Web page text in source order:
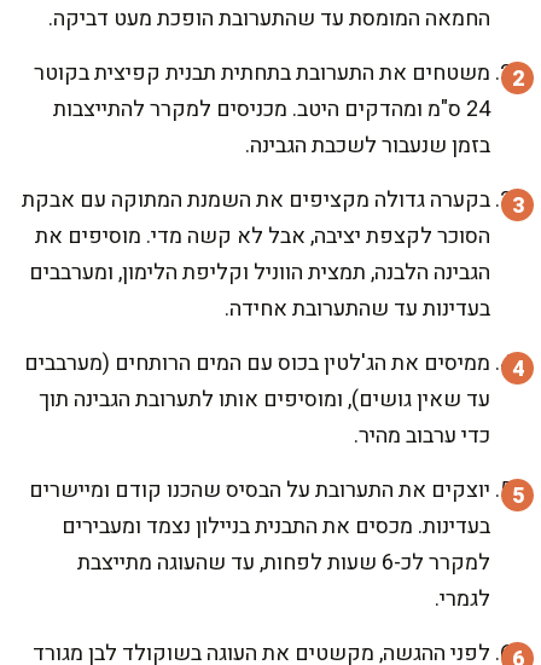
החמאה המומסת עד שהתערובת הופכת מעט דביקה.
משטחים את התערובת בתחתית תבנית קפיצית בקוטר
24 ס"מ ומהדקים היטב. מכניסים למקרר להתייצבות
בזמן שנעבור לשכבת הגבינה.
בקערה גדולה מקציפים את השמנת המתוקה עם אבקת
הסוכר לקצפת יציבה, אבל לא קשה מדי. מוסיפים את
הגבינה הלבנה, תמצית הווניל וקליפת הלימון, ומערבבים
בעדינות עד שהתערובת אחידה.
ממיסים את הג'לטין בכוס עם המים הרותחים (מערבבים
עד שאין גושים), ומוסיפים אותו לתערובת הגבינה תוך
כדי ערבוב מהיר.
יוצקים את התערובת על הבסיס שהכנו קודם ומיישרים
בעדינות. מכסים את התבנית בניילון נצמד ומעבירים
למקרר לכ-6 שעות לפחות, עד שהעוגה מתייצבת
לגמרי.
לפני ההגשה, מקשטים את העוגה בשוקולד לבן מגורד